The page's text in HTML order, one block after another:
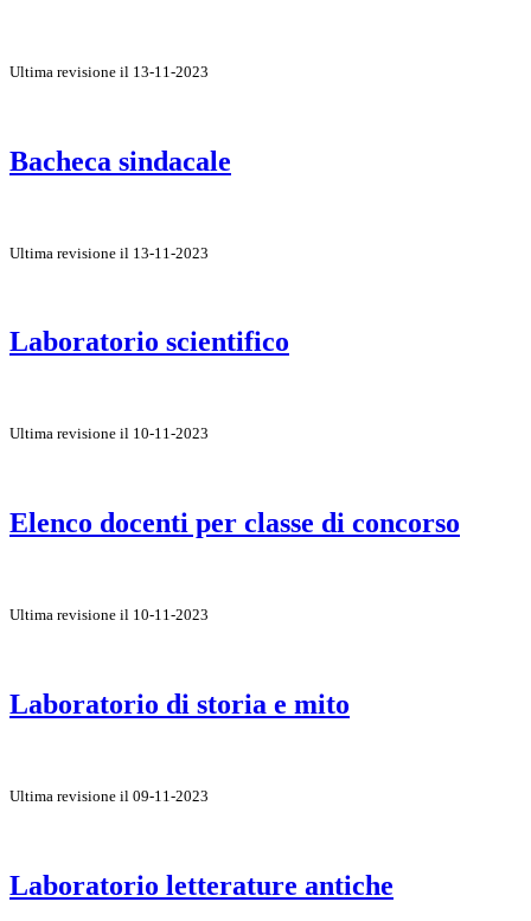
Ultima revisione il 13-11-2023
Bacheca sindacale
Ultima revisione il 13-11-2023
Laboratorio scientifico
Ultima revisione il 10-11-2023
Elenco docenti per classe di concorso
Ultima revisione il 10-11-2023
Laboratorio di storia e mito
Ultima revisione il 09-11-2023
Laboratorio letterature antiche